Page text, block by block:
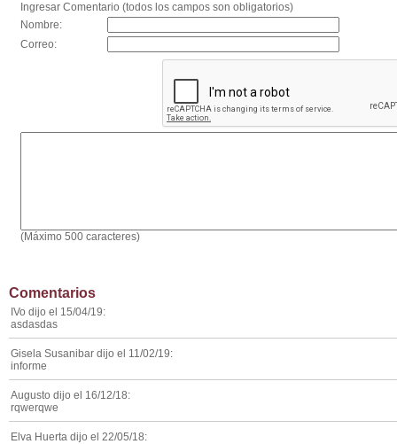
Ingresar Comentario (todos los campos son obligatorios)
Nombre:
Correo:
(Máximo 500 caracteres)
Comentarios
IVo dijo el 15/04/19:
asdasdas
Gisela Susanibar dijo el 11/02/19:
informe
Augusto dijo el 16/12/18:
rqwerqwe
Elva Huerta dijo el 22/05/18: